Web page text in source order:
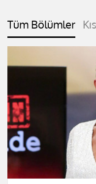
Tüm Bölümler